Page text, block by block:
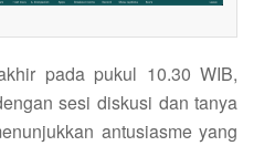
pada pukul 10.30 WIB,
sesi diskusi dan tanya
antusiasme yang